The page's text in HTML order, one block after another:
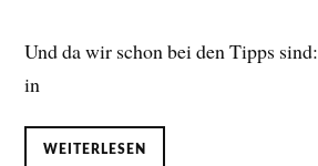
Und da wir schon bei den Tipps sind:
in
WEITERLESEN